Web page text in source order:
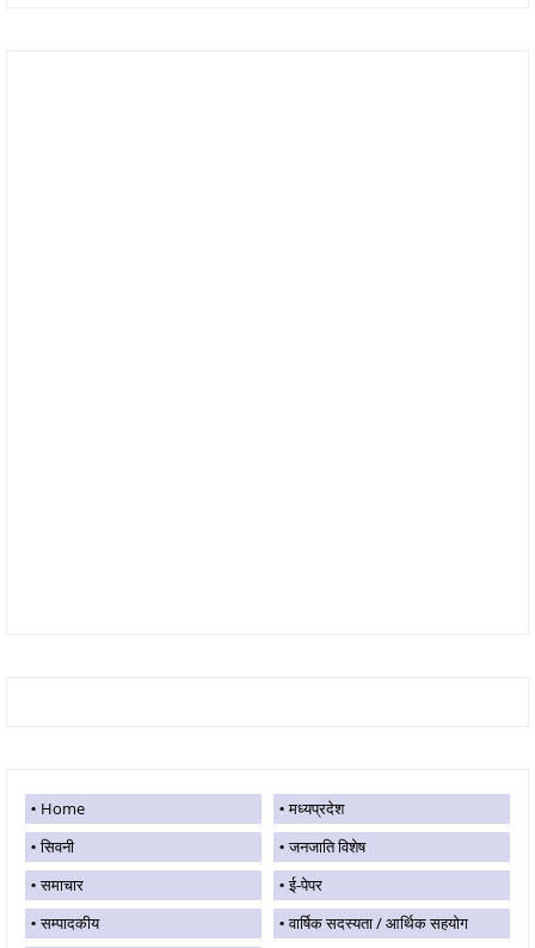
Home
मध्यप्रदेश
सिवनी
जनजाति विशेष
समाचार
ई-पेपर
सम्पादकीय
वार्षिक सदस्यता / आर्थिक सहयोग